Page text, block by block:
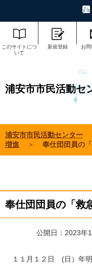
このサイトにつ
いて
新規登録 お
浦安市市民活動セ
浦安市市民活動センター
増進
＞ 奉仕団団員の
奉仕団団員の「救
公開日：2023年
１１月１２日 (日）年明